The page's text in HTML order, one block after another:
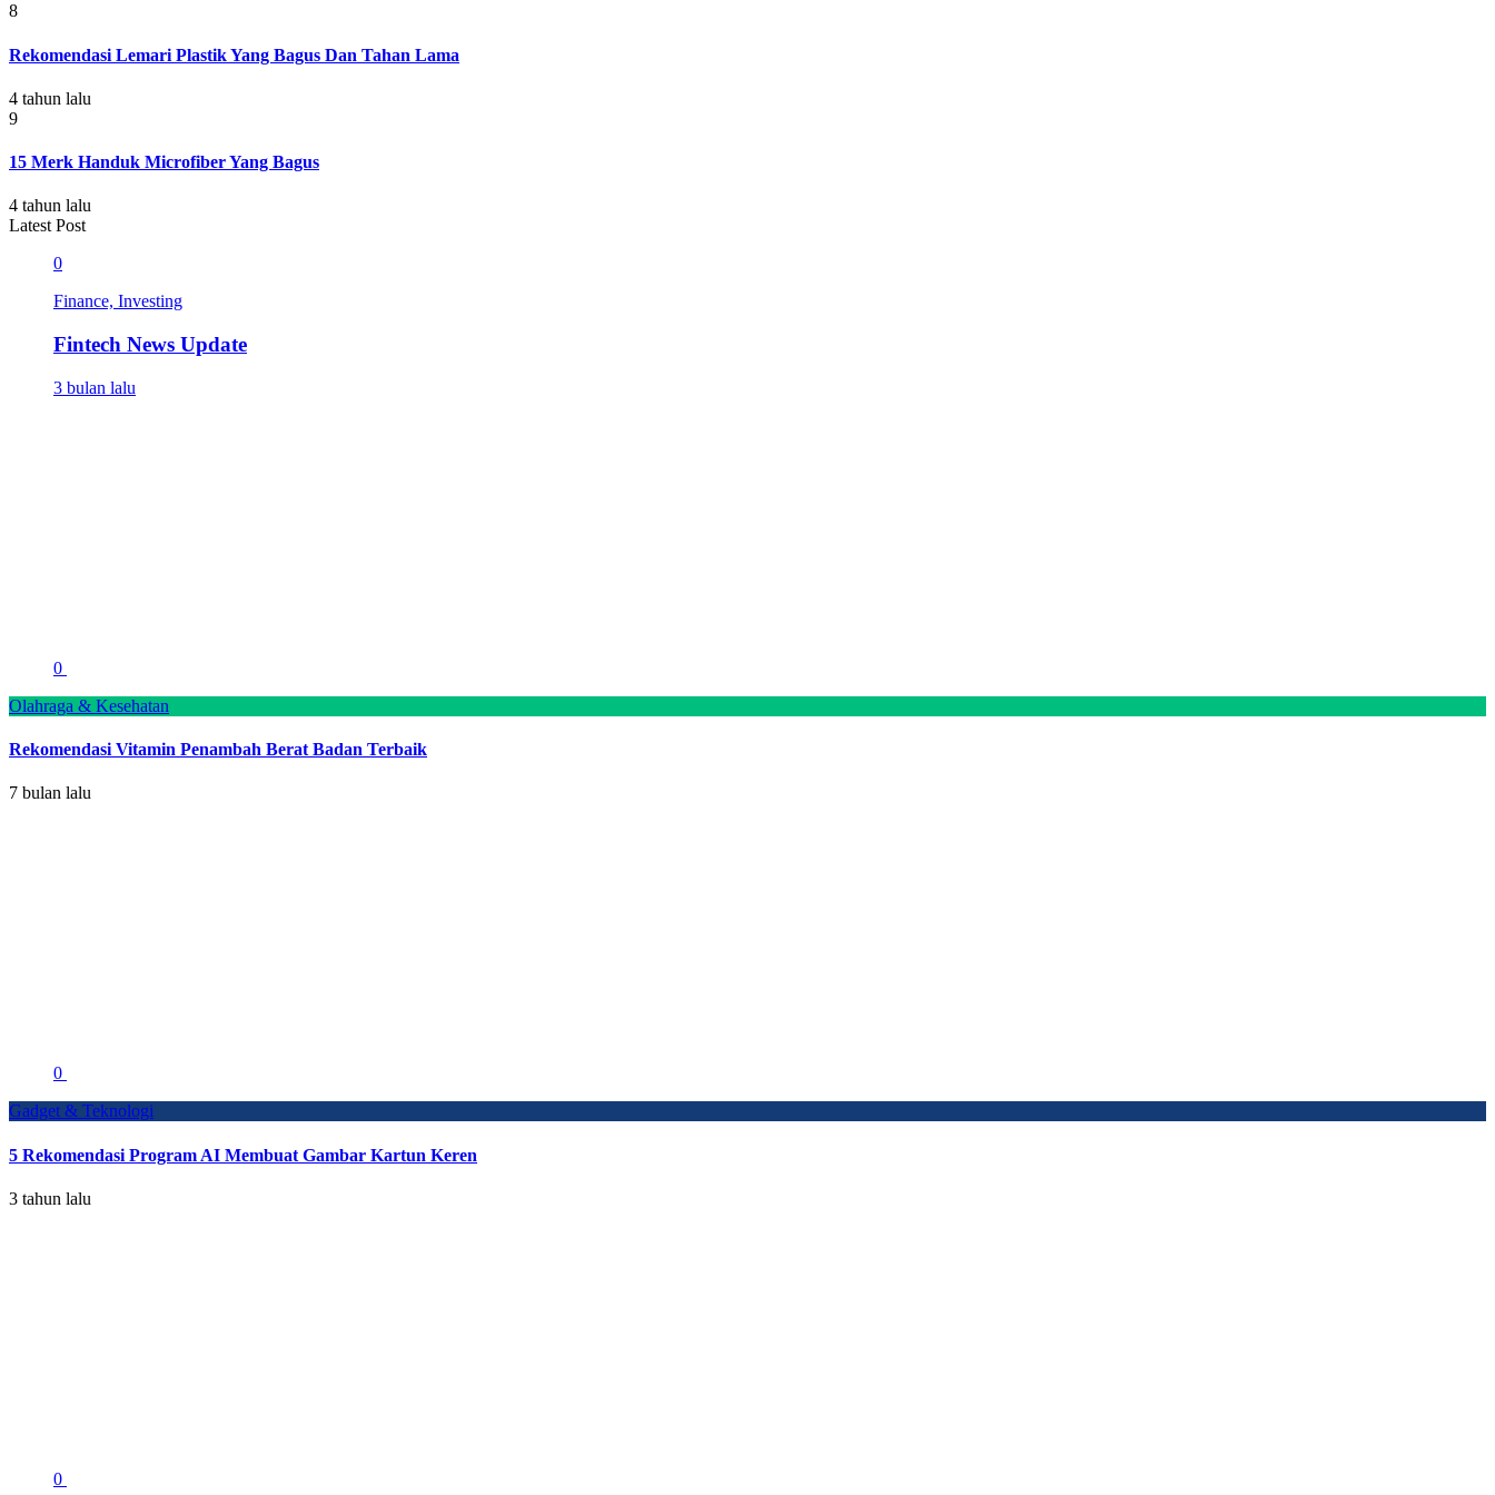
8
Rekomendasi Lemari Plastik Yang Bagus Dan Tahan Lama
4 tahun lalu
9
15 Merk Handuk Microfiber Yang Bagus
4 tahun lalu
Latest Post
0
Finance, Investing
Fintech News Update
3 bulan lalu
0
Olahraga & Kesehatan
Rekomendasi Vitamin Penambah Berat Badan Terbaik
7 bulan lalu
0
Gadget & Teknologi
5 Rekomendasi Program AI Membuat Gambar Kartun Keren
3 tahun lalu
0